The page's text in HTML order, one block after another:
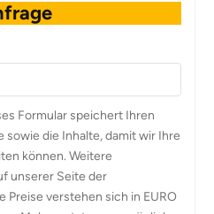
Formular speichert Ihren
sowie die Inhalte, damit wir Ihre
können. Weitere
unserer Seite der
Preise verstehen sich in EURO